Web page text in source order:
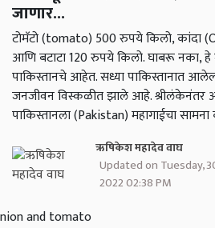
जाणार...
टोमॅटो (tomato) 500 रुपये किलो, कांदा
आणि बटाटा 120 रुपये किलो. घाबरू नका,
पाकिस्तानचे आहेत. सध्या पाकिस्तानात
जनजीवन विस्कळीत झाले आहे.
पाकिस्तानला (Pakistan) महागाईचा
ऋषिकेश महादेव वाघ
Updated on Tuesday,
2022 02:38 PM